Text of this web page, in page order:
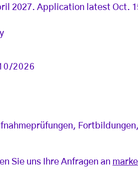
2027. Application latest Oct.
2026
Sie uns Ihre Anfragen an